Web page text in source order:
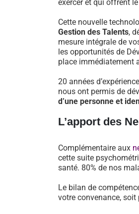
exercer et qui offrent
Cette nouvelle
Gestion des Talents,
mesure intégrale de
les opportunités de
place immédiatement
20 années
nous ont permis de
d’une personne et
L’apport des
Complémentaire aux
cette suite
santé. 80% de nos
Le bilan de
votre convenance, soit